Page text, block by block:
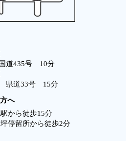
道435号 10分
県道33号 15分
へ
から徒歩15分
停留所から徒歩2分